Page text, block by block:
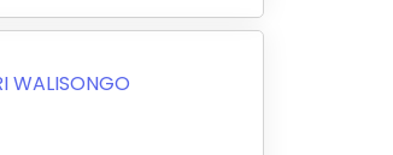
WALISONGO